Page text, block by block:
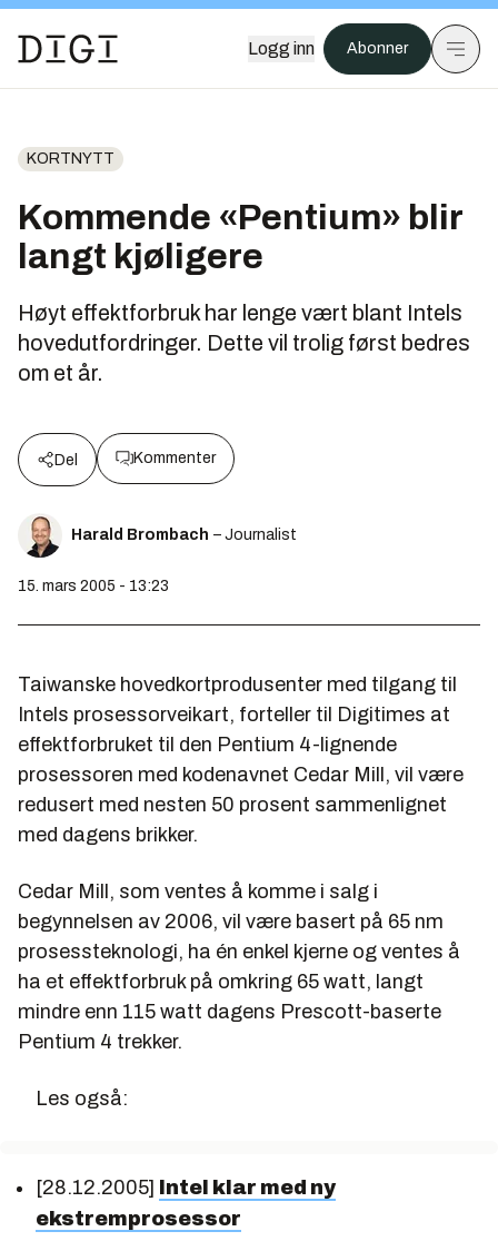
Logg inn Abonner
KORTNYTT
Kommende «Pentium» blir
langt kjøligere
Høyt effektforbruk har lenge vært blant Intels
hovedutfordringer. Dette vil trolig først bedres
om et år.
Del Kommenter
Harald Brombach – Journalist
15. mars 2005 - 13:23
Taiwanske hovedkortprodusenter med tilgang til
Intels prosessorveikart, forteller til Digitimes at
effektforbruket til den Pentium 4-lignende
prosessoren med kodenavnet Cedar Mill, vil være
redusert med nesten 50 prosent sammenlignet
med dagens brikker.
Cedar Mill, som ventes å komme i salg i
begynnelsen av 2006, vil være basert på 65 nm
prosessteknologi, ha én enkel kjerne og ventes å
ha et effektforbruk på omkring 65 watt, langt
mindre enn 115 watt dagens Prescott-baserte
Pentium 4 trekker.
Les også:
[28.12.2005]
Intel klar med ny
ekstremprosessor